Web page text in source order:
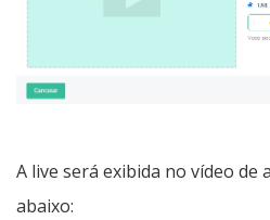
A live será exibida no vídeo de
abaixo: